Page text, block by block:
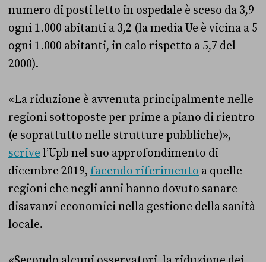
numero di posti letto in ospedale è sceso da 3,9
ogni 1.000 abitanti a 3,2 (la media Ue è vicina a 5
ogni 1.000 abitanti, in calo rispetto a 5,7 del
2000).
«La riduzione è avvenuta principalmente nelle
regioni sottoposte per prime a piano di rientro
(e soprattutto nelle strutture pubbliche)»,
scrive l’Upb nel suo approfondimento di
dicembre 2019, facendo riferimento a quelle
regioni che negli anni hanno dovuto sanare
disavanzi economici nella gestione della sanità
locale.